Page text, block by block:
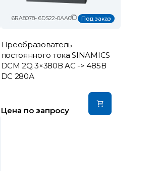
6RA8078- 6DS22-0AA0 Под заказ
Преобразователь
постоянного тока SINAMICS
DCM 2Q 3×380В AC -> 485В
DC 280А
Цена по запросу